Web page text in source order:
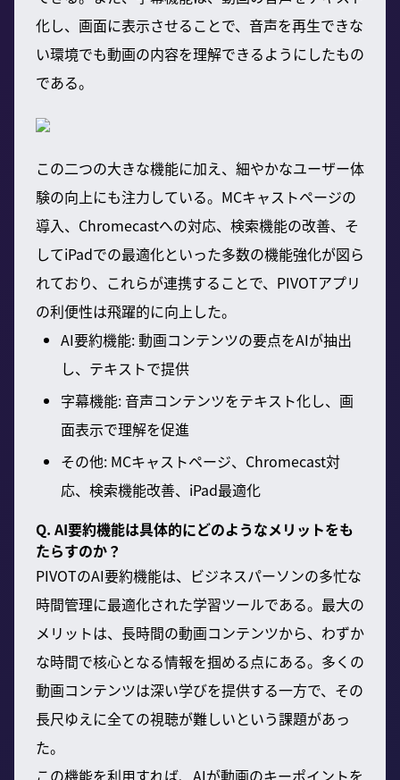
化し、画面に表示させることで、音声を再生できな
い環境でも動画の内容を理解できるようにしたもの
である。
この二つの大きな機能に加え、細やかなユーザー体
験の向上にも注力している。MCキャストページの
導入、Chromecastへの対応、検索機能の改善、そ
してiPadでの最適化といった多数の機能強化が図ら
れており、これらが連携することで、PIVOTアプリ
の利便性は飛躍的に向上した。
AI要約機能: 動画コンテンツの要点をAIが抽出
し、テキストで提供
字幕機能: 音声コンテンツをテキスト化し、画
面表示で理解を促進
その他: MCキャストページ、Chromecast対
応、検索機能改善、iPad最適化
Q. AI要約機能は具体的にどのようなメリットをも
たらすのか？
PIVOTのAI要約機能は、ビジネスパーソンの多忙な
時間管理に最適化された学習ツールである。最大の
メリットは、長時間の動画コンテンツから、わずか
な時間で核心となる情報を掴める点にある。多くの
動画コンテンツは深い学びを提供する一方で、その
長尺ゆえに全ての視聴が難しいという課題があっ
た。